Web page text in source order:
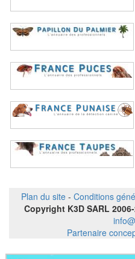
Plan du site - Conditions
Copyright K3D SARL
Partenaire